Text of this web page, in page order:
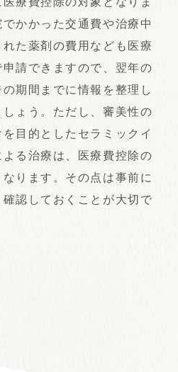
かかった交通費や治療中
れた薬剤の費用なども医療
申請できますので、翌年の
期間までに情報を整理し
しょう。ただし、審美性の
目的としたセラミックイ
よる治療は、医療費控除の
なります。その点は事前に
確認しておくことが大切で